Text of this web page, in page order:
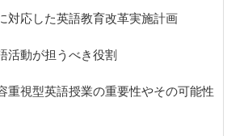
対応した英語教育改革実施計画
活動が担うべき役割
重視型英語授業の重要性やその可能性